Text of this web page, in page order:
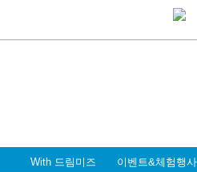
With 드림미즈 이벤트&체험행사